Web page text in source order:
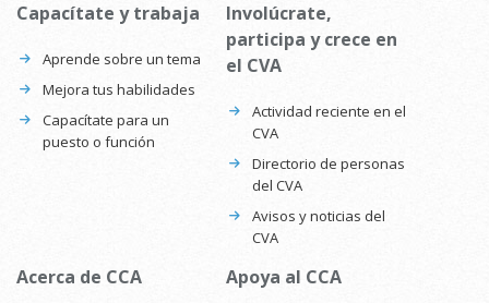
Capacítate y trabaja
Aprende sobre un tema
Mejora tus habilidades
Capacítate para un
puesto o función
Involúcrate,
participa y crece en
el CVA
Actividad reciente en el
CVA
Directorio de personas
del CVA
Avisos y noticias del
CVA
Acerca de CCA Apoya al CCA